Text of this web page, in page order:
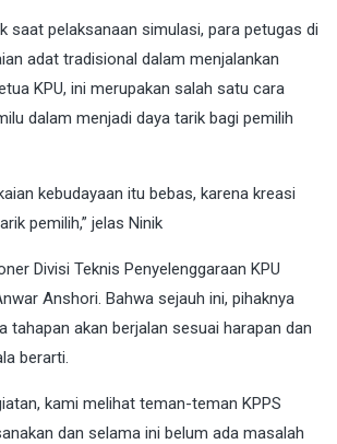
saat pelaksanaan simulasi, para petugas di
adat tradisional dalam menjalankan
KPU, ini merupakan salah satu cara
dalam menjadi daya tarik bagi pemilih
kebudayaan itu bebas, karena kreasi
pemilih,” jelas Ninik
Divisi Teknis Penyelenggaraan KPU
Anshori. Bahwa sejauh ini, pihaknya
tahapan akan berjalan sesuai harapan dan
berarti.
kami melihat teman-teman KPPS
dan selama ini belum ada masalah